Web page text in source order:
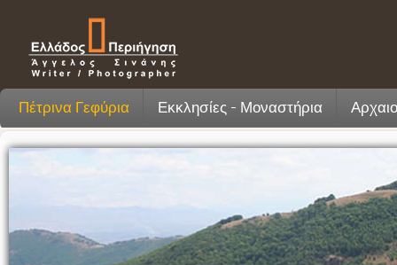
Πέτρινα Γεφύρια Εκκλησίες - Μοναστήρια